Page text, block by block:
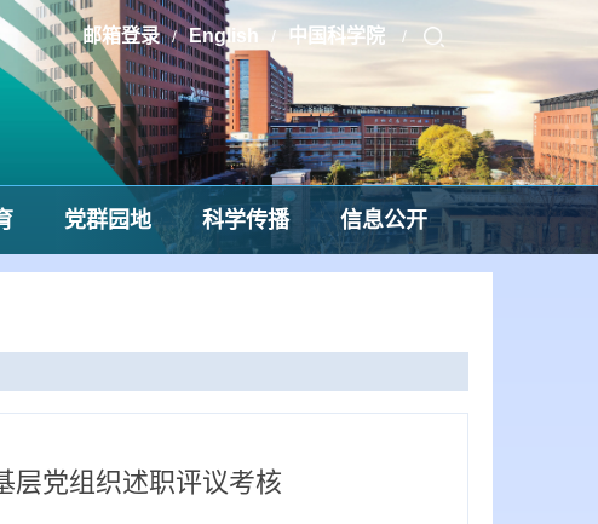
邮箱登录 / English / 中国科学院 /
党群园地 科学传播 信息公开
层党组织述职评议考核